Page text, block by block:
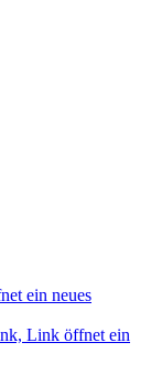
ein neues
Link öffnet ein